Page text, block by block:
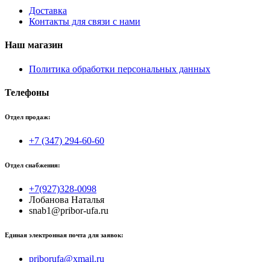
Доставка
Контакты для связи с нами
Наш магазин
Политика обработки персональных данных
Телефоны
Отдел продаж:
+7 (347) 294-60-60
Отдел снабжения:
+7(927)328-0098
Лобанова Наталья
snab1@pribor-ufa.ru
Единая электронная почта для заявок:
priborufa@xmail.ru